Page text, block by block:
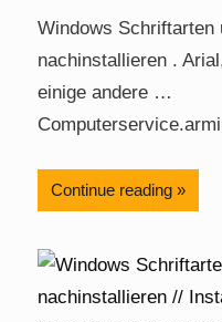
Windows Schriftarten
nachinstallieren .
einige andere …
Continue reading